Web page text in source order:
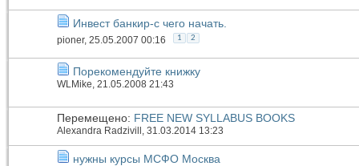
Инвест банкир-с чего начать.
pioner, 25.05.2007 00:16 1 2
Порекомендуйте книжку
WLMike, 21.05.2008 21:43
Перемещено: FREE NEW SYLLABUS BOOKS
Alexandra Radzivill , 31.03.2014 13:23
нужны курсы МСФО Москва